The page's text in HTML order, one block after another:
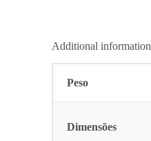
Additional information
Peso
Dimensões